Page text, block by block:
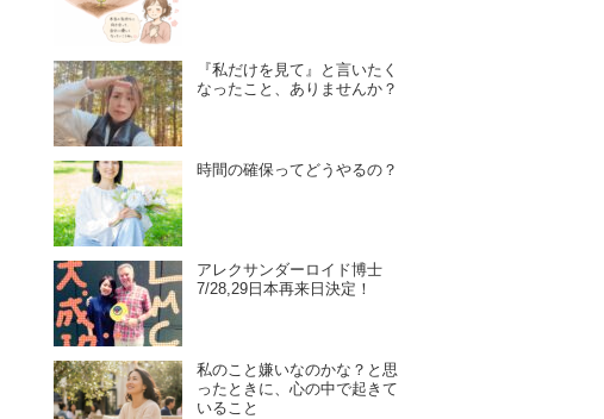
『私だけを見て』と言いたく
なったこと、ありませんか？
時間の確保ってどうやるの？
アレクサンダーロイド博士
7/28,29日本再来日決定！
私のこと嫌いなのかな？と思
ったときに、心の中で起きて
いること